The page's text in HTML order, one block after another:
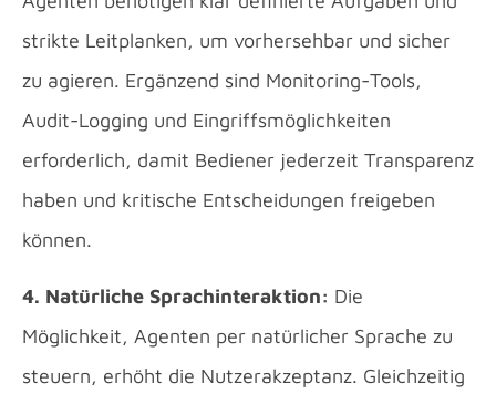
strikte Leitplanken, um vorhersehbar und sicher
zu agieren. Ergänzend sind Monitoring-Tools,
Audit-Logging und Eingriffsmöglichkeiten
erforderlich, damit Bediener jederzeit Transparenz
haben und kritische Entscheidungen freigeben
können.
4. Natürliche Sprachinteraktion: Die
Möglichkeit, Agenten per natürlicher Sprache zu
steuern, erhöht die Nutzerakzeptanz. Gleichzeitig